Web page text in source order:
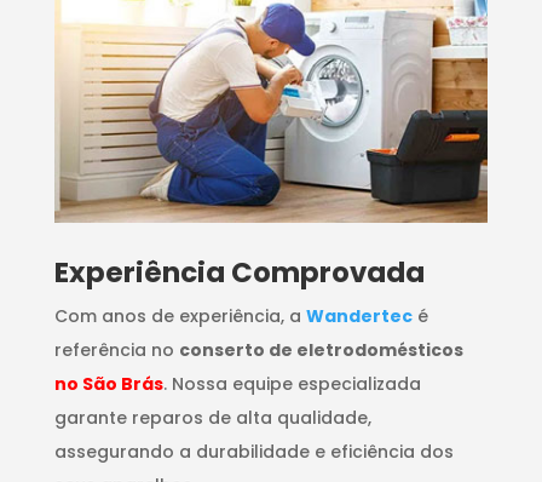
​Experiência Comprovada
Com anos de experiência, a Wandertecé
referência no conserto de eletrodomésticos
no São Brás. Nossa equipe especializada
garante reparos de alta qualidade,
assegurando a durabilidade e eficiência dos